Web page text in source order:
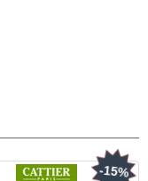
-15%